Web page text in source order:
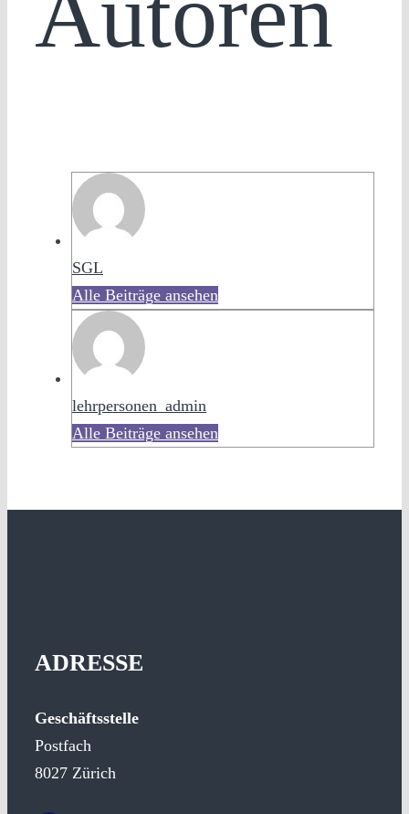
SGL
Alle Beiträge ansehen
lehrpersonen_admin
Alle Beiträge ansehen
ADRESSE
Geschäftsstelle
Postfach
8027 Zürich